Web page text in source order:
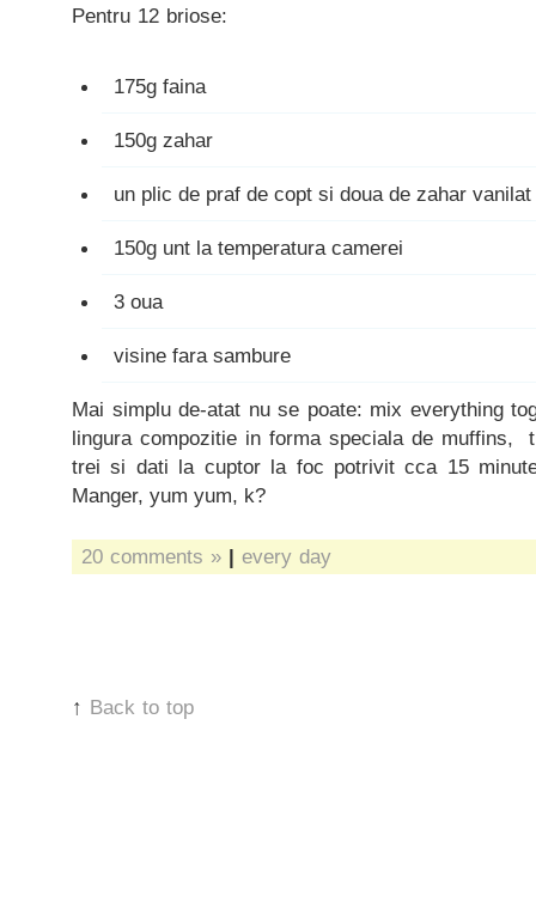
Pentru 12 briose:
175g faina
150g zahar
un plic de praf de copt si doua de zahar vanilat
150g unt la temperatura camerei
3 oua
visine fara sambure
Mai simplu de-atat nu se poate: mix everything
lingura compozitie in forma speciala de muffins,
trei si dati la cuptor la foc potrivit cca 15
Manger, yum yum, k?
20 comments » | every day
↑ Back to top